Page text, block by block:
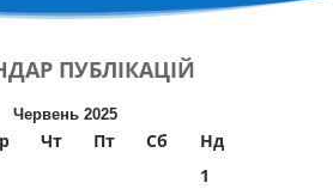
ПУБЛІКАЦІЙ
Червень 2025
Чт Пт Сб
Нд
1